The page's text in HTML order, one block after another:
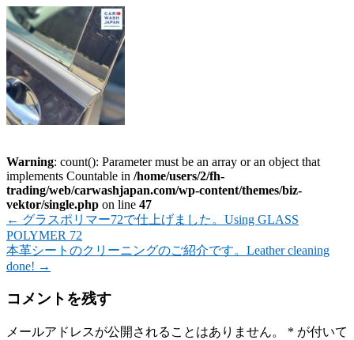
Warning: count(): Parameter must be an array or an object that
implements Countable in /home/users/2/fh-
trading/web/carwashjapan.com/wp-content/themes/biz-
vektor/single.php on line 47
← グラスポリマー72で仕上げました。Using GLASS
POLYMER 72
本革シートのクリーニングのご紹介です。Leather cleaning
done! →
コメントを残す
メールアドレスが公開されることはありません。 * が付いて